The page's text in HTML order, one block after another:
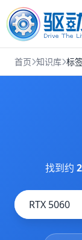
首页 知识库 标
找到约 2